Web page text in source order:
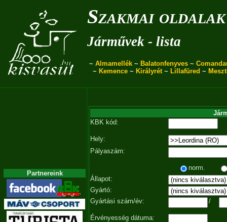
Szakmai oldalak
Járművek - lista
~ Almamellék ~ Balatonfenyves ~
~ Kemence~ Királyrét~ Lillafüred ~
Partnereink
KBK kód:
Hely:
Pályaszám:
norm.
Állapot:
Gyártó:
Gyártási szám/év:
/
Érvényesség dátuma: